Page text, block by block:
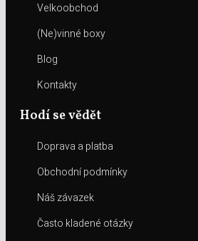
Velkoobchod
(Ne)vinné boxy
Blog
Kontakty
Hodí se vědět
Doprava a platba
Obchodní podmínky
Náš závazek
Často kladené otázky